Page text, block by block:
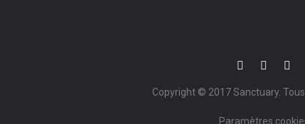
Copyright © 2017Sanctuary.
Paramètres